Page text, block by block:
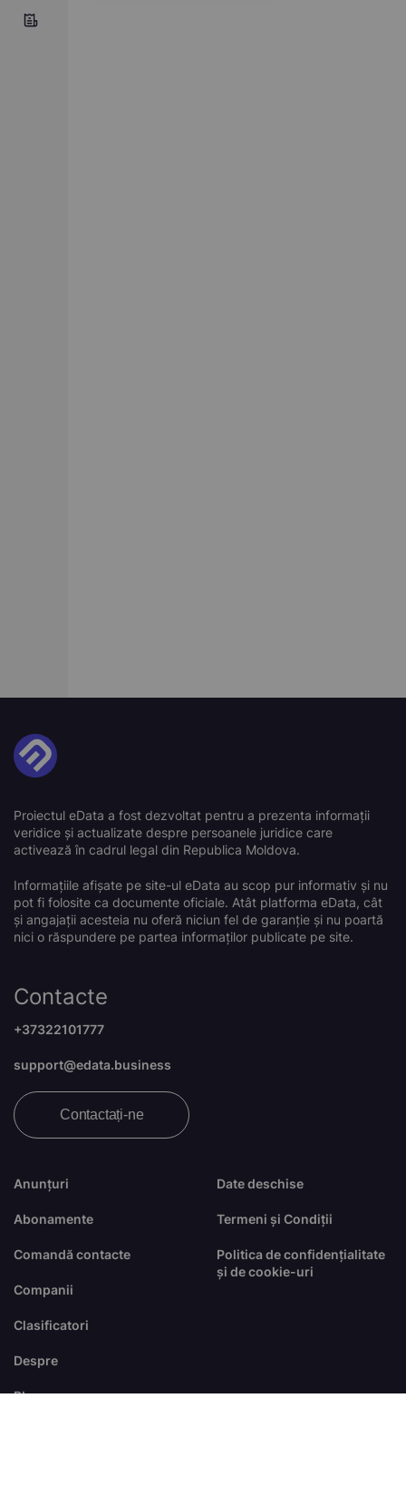
Proiectul eData a fost dezvoltat pentru a prezenta informații
veridice și actualizate despre persoanele juridice care
activează în cadrul legal din Republica Moldova.
Informațiile afișate pe site-ul eData au scop pur informativ și nu
pot fi folosite ca documente oficiale. Atât platforma eData, cât
și angajații acesteia nu oferă niciun fel de garanție și nu poartă
nici o răspundere pe partea informaților publicate pe site.
Anunțuri
Abonamente
Comandă contacte
Companii
Clasificatori
Despre
Blog
Date deschise
Termeni și Condiții
Politica de confidențialitate
și de cookie-uri
Contacte
+37322101777
support@edata.business
Contactați-ne